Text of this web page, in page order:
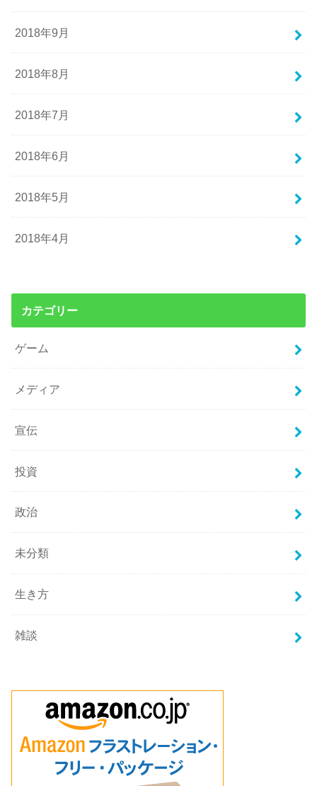
2018年9月
2018年8月
2018年7月
2018年6月
2018年5月
2018年4月
カテゴリー
ゲーム
メディア
宣伝
投資
政治
未分類
生き方
雑談